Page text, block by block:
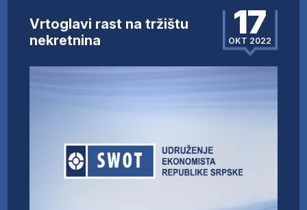
AKTUELNO
ANALIZE
FINANSIJE
UČLANI SE
Vrtoglavi rast na tržištu
nekretnina
17
OKT 2022